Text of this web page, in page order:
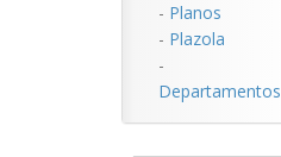
- Planos
- Plazola
-
Departamentos